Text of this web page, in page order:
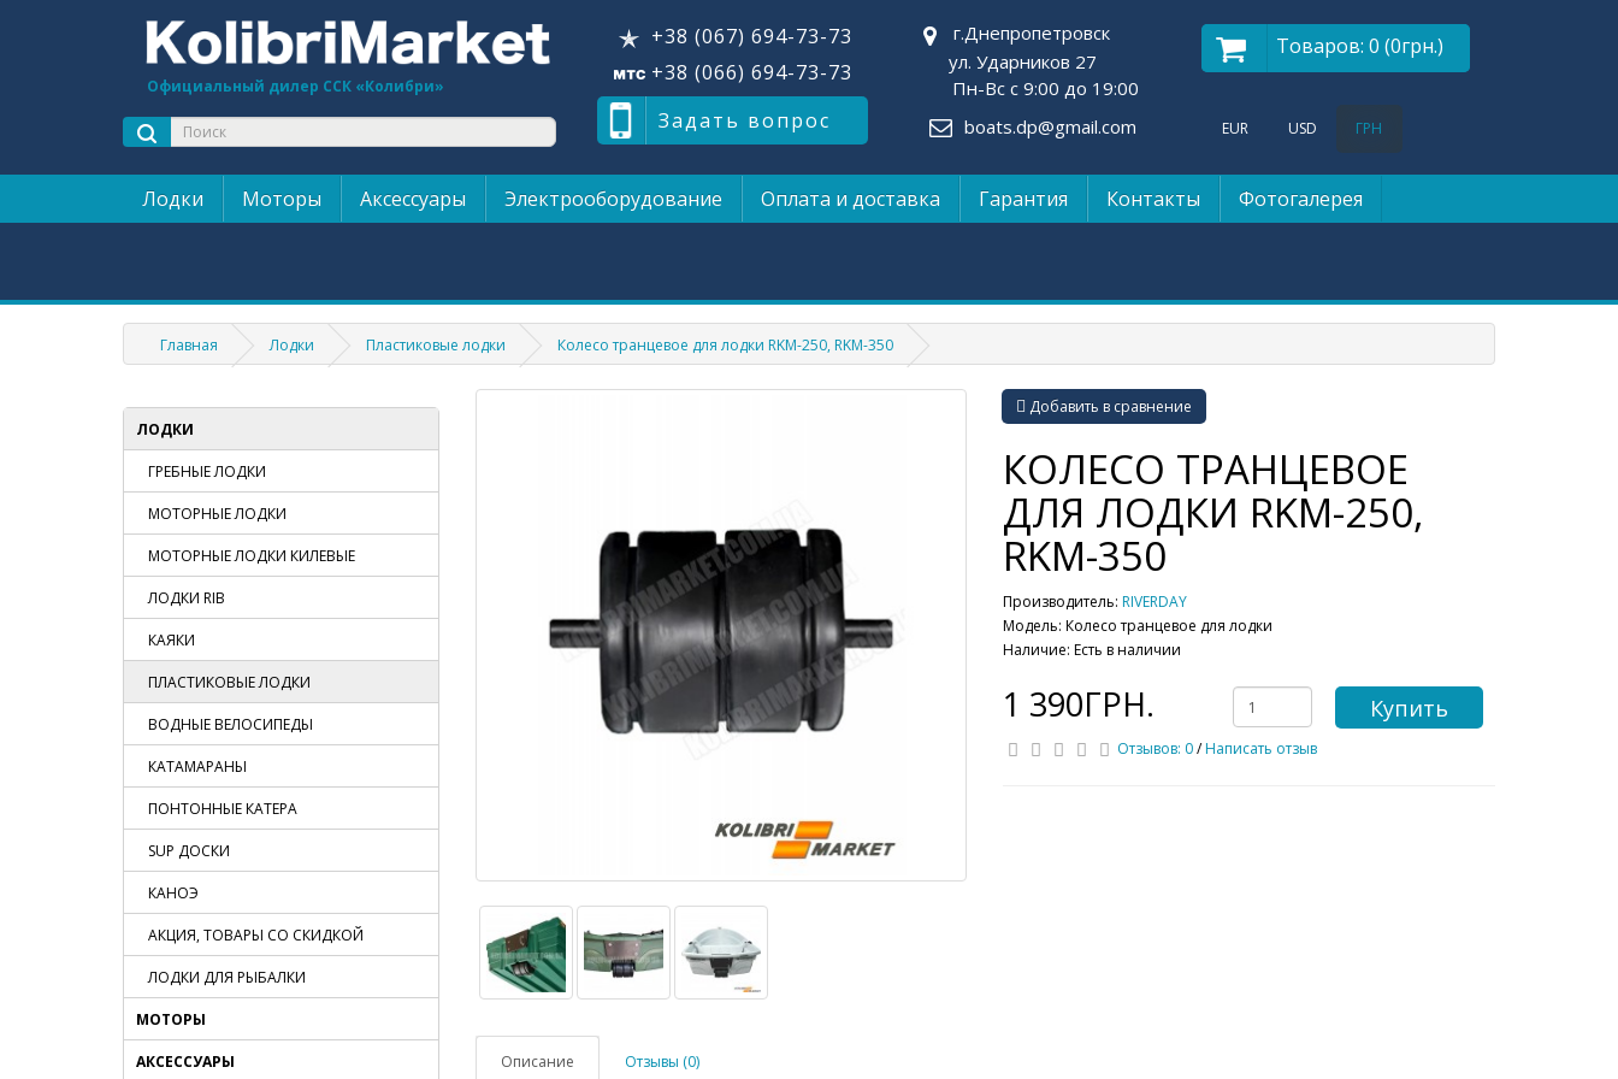
Официальный дилер ССК «Колибри»
+38 (067) 694-73-73
+38 (066) 694-73-73
Задать вопрос
г.Днепропетровск
ул. Ударников 27
Пн-Вс с 9:00 до 19:00
boats.dp@gmail.com
Товаров: 0 (0грн.)
EUR USD ГРН
Лодки Моторы Аксессуары Электрооборудование Оплата и доставка Гарантия Контакты Фотогалерея
Главная Лодки Пластиковые лодки Колесо транцевое для лодки RKM-250, RKM-350
ЛОДКИ
ГРЕБНЫЕ ЛОДКИ
МОТОРНЫЕ ЛОДКИ
МОТОРНЫЕ ЛОДКИ КИЛЕВЫЕ
ЛОДКИ RIB
КАЯКИ
ПЛАСТИКОВЫЕ ЛОДКИ
ВОДНЫЕ ВЕЛОСИПЕДЫ
КАТАМАРАНЫ
ПОНТОННЫЕ КАТЕРА
SUP ДОСКИ
КАНОЭ
АКЦИЯ, ТОВАРЫ СО СКИДКОЙ
ЛОДКИ ДЛЯ РЫБАЛКИ
МОТОРЫ
АКСЕССУАРЫ
Добавить в сравнение
КОЛЕСО ТРАНЦЕВОЕ
ДЛЯ ЛОДКИ RKM-250,
RKM-350
Производитель:RIVERDAY
Модель: Колесо транцевое для лодки
Наличие: Есть в наличии
1 390ГРН. Купить
Отзывов: 0/Написать отзыв
Описание Отзывы (0)